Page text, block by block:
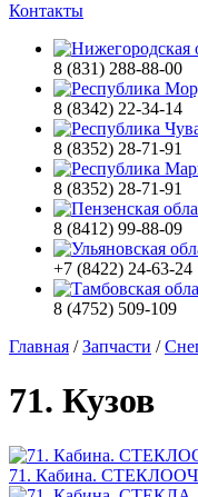
Контакты
8 (831) 288-88-00
8 (8342) 22-34-14
8 (8352) 28-71-91
8 (8352) 28-71-91
8 (8412) 99-88-09
+7 (8422) 24-63-24
8 (4752) 509-109
Главная /Запчасти /
71. Кузов
71. Кабина.